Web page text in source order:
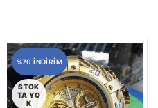
%70 INDIRIM
STOK
TA YO
K